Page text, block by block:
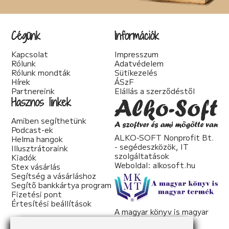
Teológia (2)
Történelmi (25)
Urban Fantasy (3)
Válogatott írások (22)
woman's fiction (2)
young adult (2)
Cégünk
Kapcsolat
Rólunk
Rólunk mondták
Hírek
Partnereink
Információk
Impresszum
Adatvédelem
Sütikezelés
ÁSzF
Elállás a szerződéstől
Hasznos linkek
Amiben segíthetünk
Podcast-ek
Helma hangok
Illusztrátoraink
Kiadók
Stex vásárlás
Segítség a vásárláshoz
Segítő bankkártya program
Fizetési pont
Értesítési beállítások
ALKO-SOFT Nonprofit Bt.
- segédeszközök, IT
szolgáltatások
Weboldal: alkosoft.hu
A magyar könyv is magyar
termék